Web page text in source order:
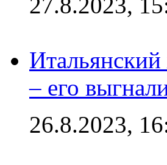
– его
26.8.2023,